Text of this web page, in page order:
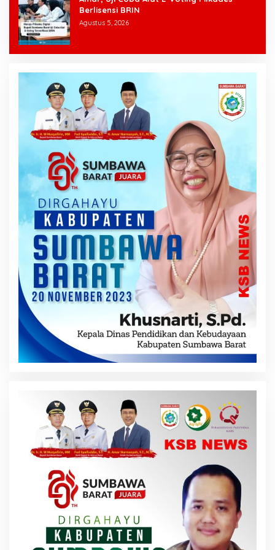
Berlisensi BRIN
Agustus 5, 2026